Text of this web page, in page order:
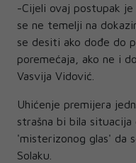
-Cijeli ovaj postupak
se ne temelji na
se desiti ako dođe do
poremećaja, ako ne i
Vasvija Vidović.
Uhićenje premijera
strašna bi bila
'misterizonog glas' da
Solaku.